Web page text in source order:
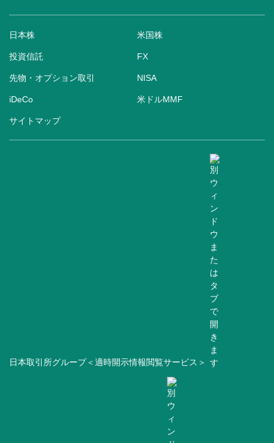
日本株 米国株
投資信託 FX
先物・オプション取引 NISA
iDeCo 米ドルMMF
サイトマップ
日本取引所グループ＜適時開示情報閲覧サービス＞